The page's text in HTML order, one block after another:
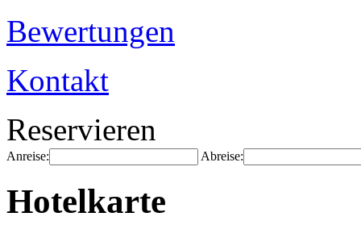
Bewertungen
Kontakt
Reservieren
Anreise: Abreise:
Hotelkarte